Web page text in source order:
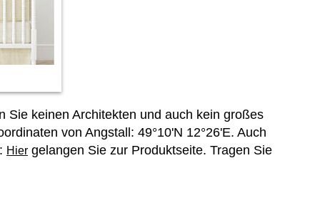
Sie keinen Architekten und auch kein großes
von Angstall: 49°10'N 12°26'E. Auch
Hier gelangen Sie zur Produktseite. Tragen Sie